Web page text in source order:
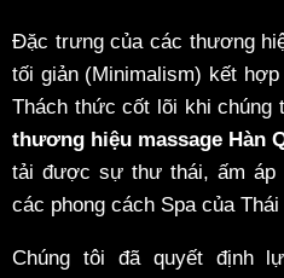
Đặc trưng của các thương
tối giản (Minimalism) kết
Thách thức cốt lõi khi chúng
thương hiệu massage Hàn
tải được sự thư thái, ấm áp
các phong cách Spa của
Chúng tôi đã quyết định